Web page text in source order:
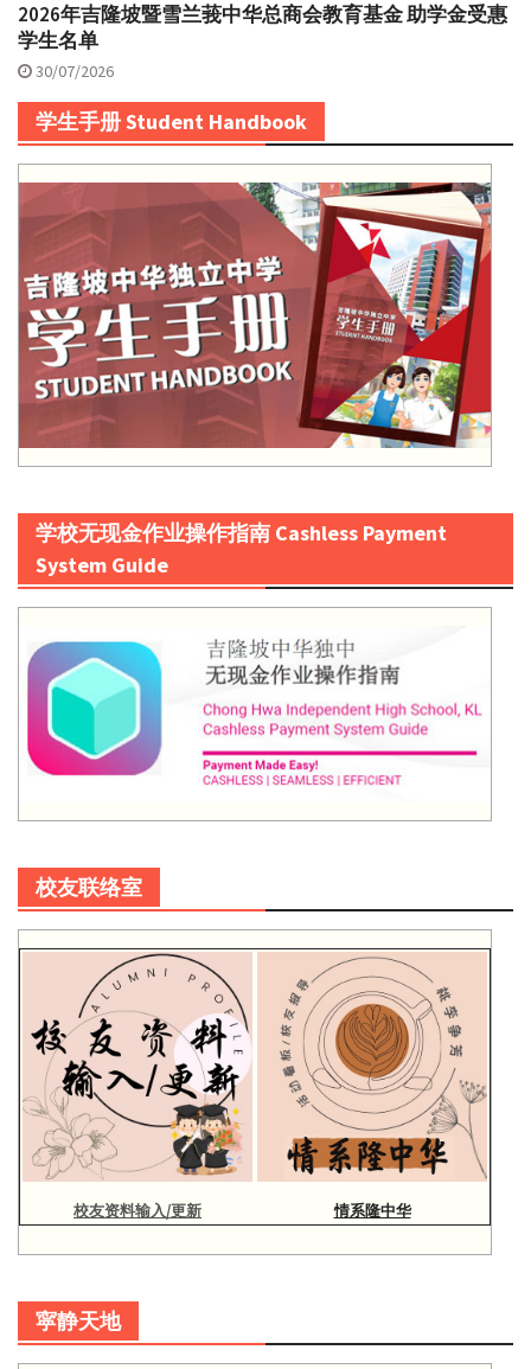
2026年吉隆坡暨雪兰莪中华总商会教育基金 助学金受惠
学生名单
30/07/2026
学生手册 Student Handbook
学校无现金作业操作指南 Cashless Payment
System Guide
校友联络室
校友资料输入/更新 情系隆中华
寜静天地